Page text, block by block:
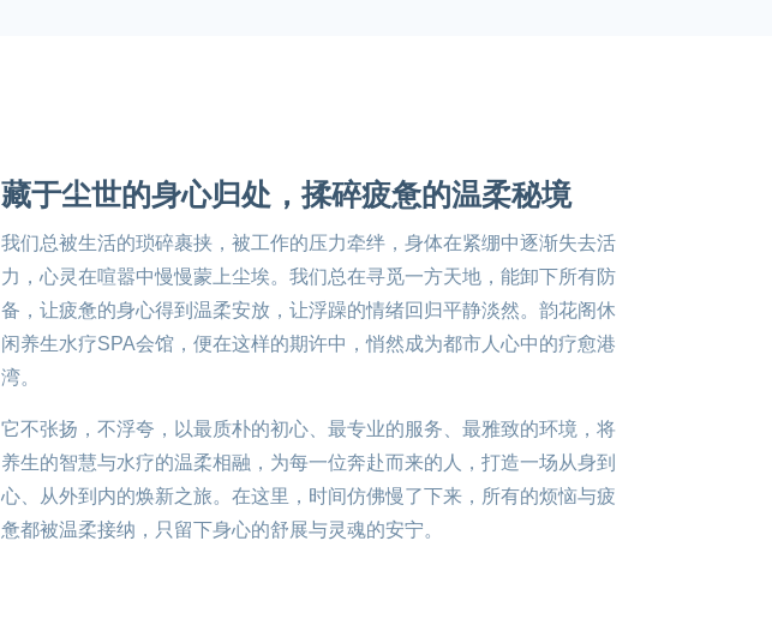
藏于尘世的身心归处，揉碎疲惫的温柔秘境
我们总被生活的琐碎裹挟，被工作的压力牵绊，身体在紧绷中逐渐失去活
力，心灵在喧嚣中慢慢蒙上尘埃。我们总在寻觅一方天地，能卸下所有防
备，让疲惫的身心得到温柔安放，让浮躁的情绪回归平静淡然。韵花阁休
闲养生水疗SPA会馆，便在这样的期许中，悄然成为都市人心中的疗愈港
湾。
它不张扬，不浮夸，以最质朴的初心、最专业的服务、最雅致的环境，将
养生的智慧与水疗的温柔相融，为每一位奔赴而来的人，打造一场从身到
心、从外到内的焕新之旅。在这里，时间仿佛慢了下来，所有的烦恼与疲
惫都被温柔接纳，只留下身心的舒展与灵魂的安宁。